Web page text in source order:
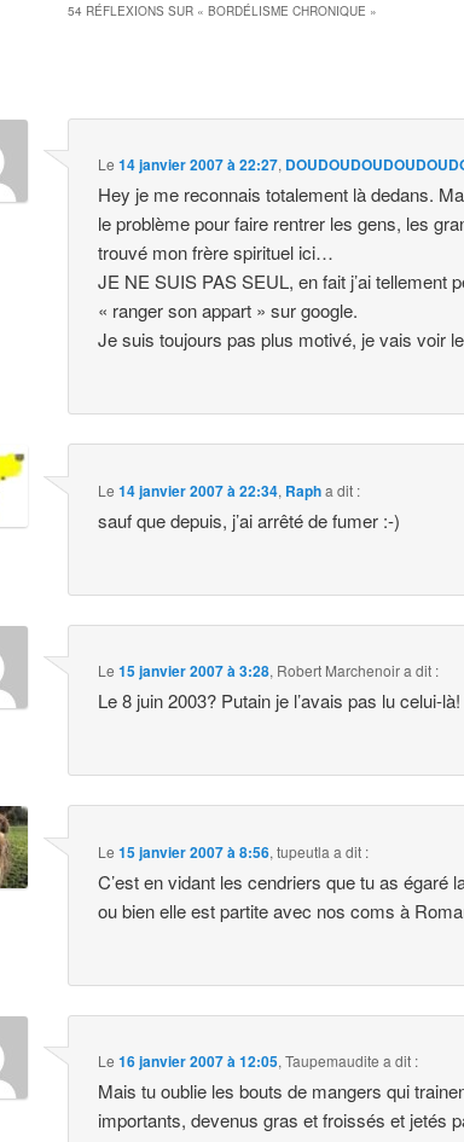
54 RÉFLEXIONS SUR « BORDÉLISME CHRONIQUE »
Le14 janvier 2007 à 22:27,
Hey je me reconnais totalement là dedans.
le problème pour faire rentrer les gens, les
trouvé mon frère spirituel ici…
JE NE SUIS PAS SEUL, en fait j’ai tellement
« ranger son appart » sur google.
Je suis toujours pas plus motivé, je vais voir
Le14 janvier 2007 à 22:34, Rapha dit :
sauf que depuis, j’ai arrêté de fumer :-)
Le15 janvier 2007 à 3:28, Robert Marchenoira dit :
Le 8 juin 2003? Putain je l’avais pas lu celui-
Le15 janvier 2007 à 8:56,tupeutla a dit :
C’est en vidant les cendriers que tu as égaré
ou bien elle est partite avec nos coms à
Le16 janvier 2007 à 12:05,Taupemaudite a dit :
Mais tu oublie les bouts de mangers qui
importants, devenus gras et froissés et jetés